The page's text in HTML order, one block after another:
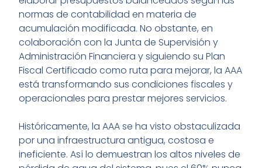
normas de contabilidad en materia de
acumulación modificada. No obstante, en
colaboración con la Junta de Supervisión y
Administración Financiera y siguiendo su Plan
Fiscal Certificado como ruta para mejorar, la AAA
está transformando sus condiciones fiscales y
operacionales para prestar mejores servicios.
Históricamente, la AAA se ha visto obstaculizada
por una infraestructura antigua, costosa e
ineficiente. Así lo demuestran los altos niveles de